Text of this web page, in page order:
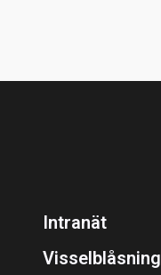
Intranät
Visselblåsning